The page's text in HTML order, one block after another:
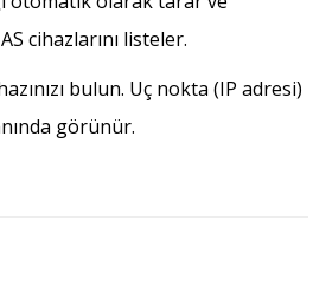
cihazlarını listeler.
bulun. Uç nokta (IP adresi)
görünür.